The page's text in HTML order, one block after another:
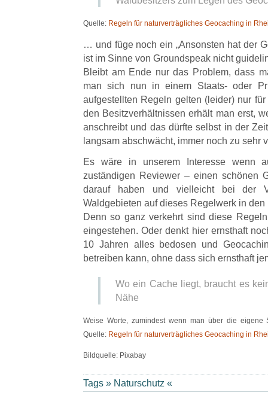
Quelle: Regeln für naturverträgliches Geocaching in
… und füge noch ein „Ansonsten hat der
ist im Sinne von Groundspeak nicht
Bleibt am Ende nur das Problem, dass
man sich nun in einem Staats- oder
aufgestellten Regeln gelten (leider) nur
den Besitzverhältnissen erhält man erst,
anschreibt und das dürfte selbst in der
langsam abschwächt, immer noch zu sehr
Es wäre in unserem Interesse wenn
zuständigen Reviewer – einen schönen
darauf haben und vielleicht bei der
Waldgebieten auf dieses Regelwerk in
Denn so ganz verkehrt sind diese
eingestehen. Oder denkt hier ernsthaft
10 Jahren alles bedosen und
betreiben kann, ohne dass sich ernsthaft
Wo ein Cache liegt, braucht es
Nähe
Weise Worte, zumindest wenn man über die
Quelle: Regeln für naturverträgliches Geocaching in
Bildquelle: Pixabay
Tags » Naturschutz «